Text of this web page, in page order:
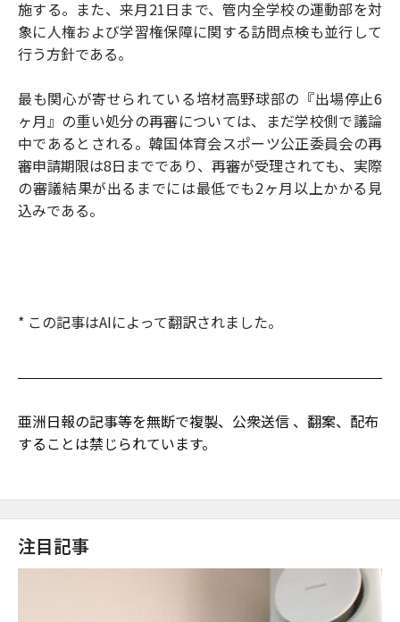
施する。また、来月21日まで、管内全学校の運動部を対
象に人権および学習権保障に関する訪問点検も並行して
行う方針である。
最も関心が寄せられている培材高野球部の『出場停止6
ヶ月』の重い処分の再審については、まだ学校側で議論
中であるとされる。韓国体育会スポーツ公正委員会の再
審申請期限は8日までであり、再審が受理されても、実際
の審議結果が出るまでには最低でも2ヶ月以上かかる見
込みである。
* この記事はAIによって翻訳されました。
亜洲日報の記事等を無断で複製、公衆送信 、翻案、配布
することは禁じられています。
注目記事